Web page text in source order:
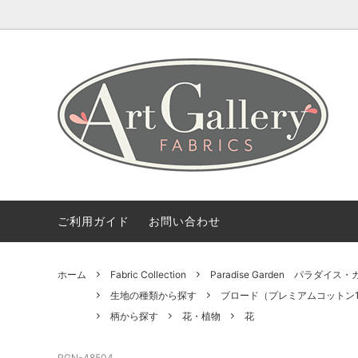
Coming Soon Fabric
Bundles(カットクロスのセット)
ART GALLERY FARICSの海外情報 【無料
デザイナー紹介
会社概要 ご利用
ご利用ガイド お問い合わせ
ホーム Fabric Collection
Paradise Garden パラダイス・
生地の種類から探す
ブロード（プレミアムコットン
柄から探す
花・植物 花